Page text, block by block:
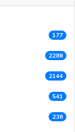
177
2286
2144
541
236